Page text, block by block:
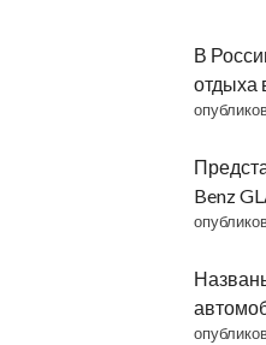
В
отдыха
Benz